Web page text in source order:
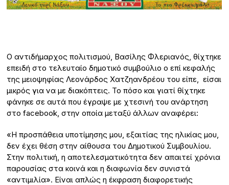
Ο αντιδήμαρχος πολιτισμού, Βασίλης Φλεριανός, θίχτηκε
επειδή στο τελευταίο δημοτικό συμβούλιο ο επί κεφαλής
της μειοψηφίας Λεονάρδος Χατζηανδρέου του είπε, είσαι
μικρός για να με διακόπτεις. Το πόσο και γιατί θίχτηκε
φάνηκε σε αυτά που έγραψε με χτεσινή του ανάρτηση
στο facebook, στην οποία μεταξύ άλλων αναφέρει:
«Η προσπάθεια υποτίμησης μου, εξαιτίας της ηλικίας μου,
δεν έχει θέση στην αίθουσα του Δημοτικού Συμβουλίου.
Στην πολιτική, η αποτελεσματικότητα δεν απαιτεί χρόνια
παρουσίας στα κοινά και η διαφωνία δεν συνιστά
«αντιμιλία». Είναι απλώς η έκφραση διαφορετικής